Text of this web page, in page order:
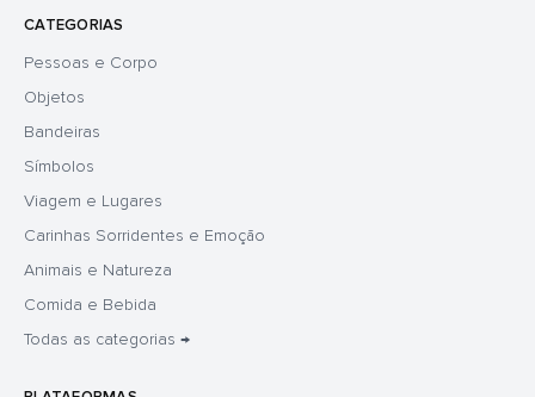
CATEGORIAS
Pessoas e Corpo
Objetos
Bandeiras
Símbolos
Viagem e Lugares
Carinhas Sorridentes e Emoção
Animais e Natureza
Comida e Bebida
Todas as categorias →